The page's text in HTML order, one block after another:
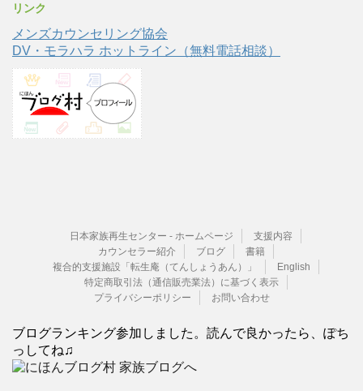
リンク
メンズカウンセリング協会
DV・モラハラ ホットライン（無料電話相談）
日本家族再生センター - ホームページ
支援内容
カウンセラー紹介
ブログ
書籍
複合的支援施設「転生庵（てんしょうあん）」
English
特定商取引法（通信販売業法）に基づく表示
プライバシーポリシー
お問い合わせ
ブログランキング参加しました。読んで良かったら、ぽち
っしてね♫